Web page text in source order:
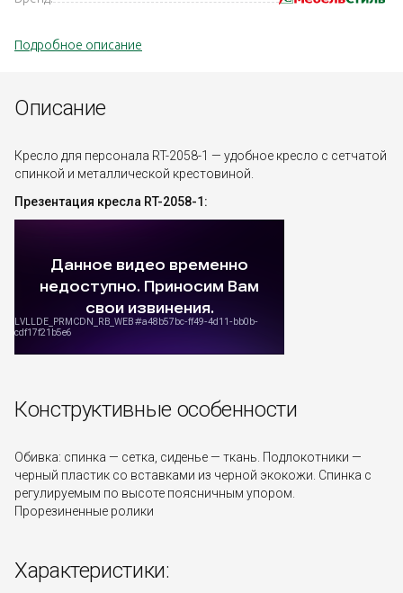
Подробное описание
Описание
Кресло для персонала RT-2058-1 — удобное кресло с сетчатой
спинкой и металлической крестовиной.
Презентация кресла RT-2058-1:
Конструктивные особенности
Обивка: спинка — сетка, сиденье — ткань. Подлокотники —
черный пластик со вставками из черной экокожи. Спинка с
регулируемым по высоте поясничным упором.
Прорезиненные ролики
Характеристики: